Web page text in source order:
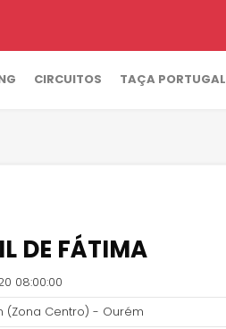
CIRCUITOS TAÇA PORTUGAL
DE FÁTIMA
08:00:00
(Zona Centro) - Ourém